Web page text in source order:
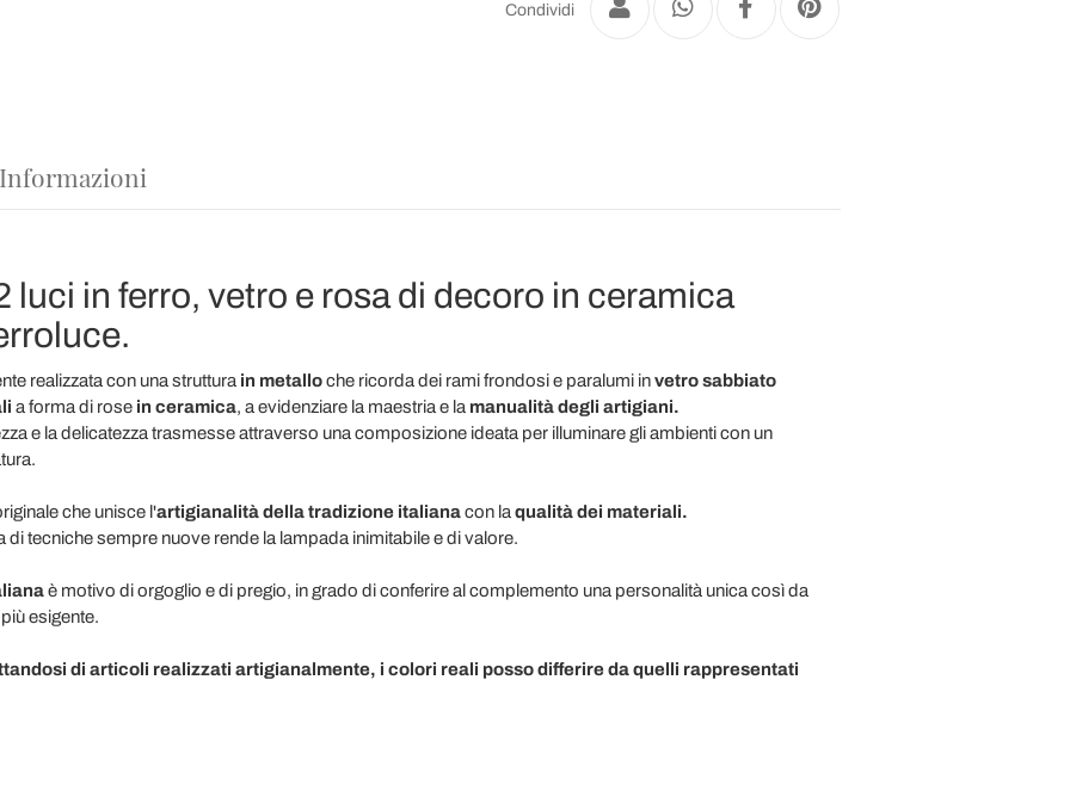
Condividi
luci in ferro, vetro e rosa di decoro in ceramica
realizzata con una struttura in metalloche ricorda dei rami frondosi e paralumi invetro sabbiato
a forma di rosein ceramica, a evidenziare la maestria e la manualità degli artigiani.
e la delicatezza trasmesse attraverso una composizione ideata per illuminare gli ambienti con un
che unisce l'artigianalità della tradizione italianacon la qualità dei materiali.
di tecniche sempre nuove rende la lampada inimitabile e di valore.
è motivo di orgoglio e di pregio, in grado di conferire al complemento una personalità unica così da
esigente.
di articoli realizzati artigianalmente, i colori reali posso differire da quelli rappresentati